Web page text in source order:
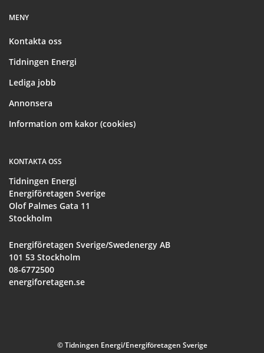
MENY
Kontakta oss
Tidningen Energi
Lediga jobb
Annonsera
Information om kakor (cookies)
KONTAKTA OSS
Tidningen Energi
Energiföretagen Sverige
Olof Palmes Gata 11
Stockholm
Energiföretagen Sverige/Swedenergy AB
101 53 Stockholm
08-6772500
energiforetagen.se
© Tidningen Energi/Energiföretagen Sverige